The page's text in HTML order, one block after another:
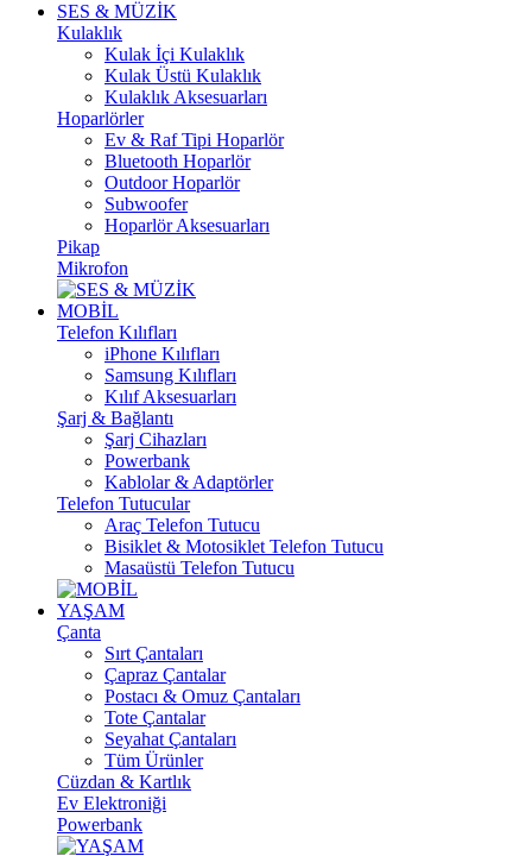
SES & MÜZİK
Kulaklık
Kulak İçi Kulaklık
Kulak Üstü Kulaklık
Kulaklık Aksesuarları
Hoparlörler
Ev & Raf Tipi Hoparlör
Bluetooth Hoparlör
Outdoor Hoparlör
Subwoofer
Hoparlör Aksesuarları
Pikap
Mikrofon
MOBİL
Telefon Kılıfları
iPhone Kılıfları
Samsung Kılıfları
Kılıf Aksesuarları
Şarj & Bağlantı
Şarj Cihazları
Powerbank
Kablolar & Adaptörler
Telefon Tutucular
Araç Telefon Tutucu
Bisiklet & Motosiklet Telefon Tutucu
Masaüstü Telefon Tutucu
YAŞAM
Çanta
Sırt Çantaları
Çapraz Çantalar
Postacı & Omuz Çantaları
Tote Çantalar
Seyahat Çantaları
Tüm Ürünler
Cüzdan & Kartlık
Ev Elektroniği
Powerbank